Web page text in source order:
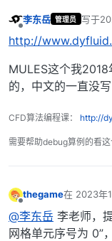
李东岳 管理员 写于
最后由
http://
MULES这个我
的，中文的一直没
CFD算法编程课： http://
需要帮助debug算例的看
thegame在 2023年
最后由 编辑
@李东岳 李老师，
网格单元序号为 0”